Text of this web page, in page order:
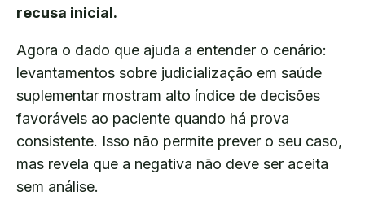
recusa inicial.
Agora o dado que ajuda a entender o cenário:
levantamentos sobre judicialização em saúde
suplementar mostram alto índice de decisões
favoráveis ao paciente quando há prova
consistente. Isso não permite prever o seu caso,
mas revela que a negativa não deve ser aceita
sem análise.